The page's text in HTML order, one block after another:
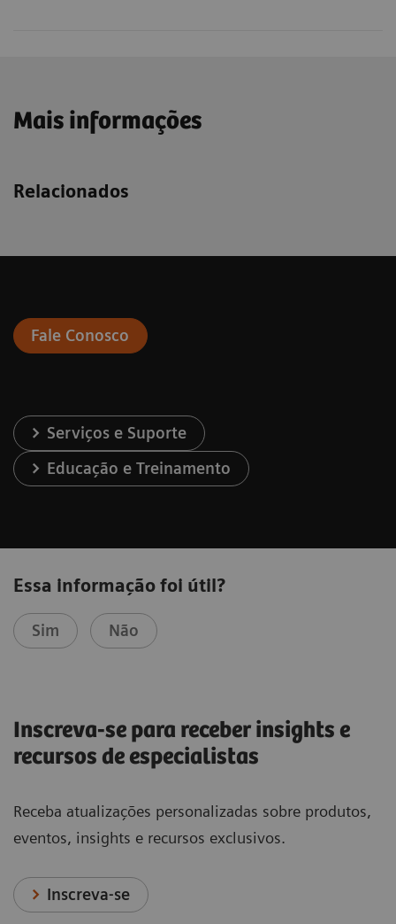
Mais informações
Relacionados
Fale Conosco
Serviços e Suporte
Educação e Treinamento
Essa informação foi útil?
Sim Não
Inscreva-se para receber insights e
recursos de especialistas
Receba atualizações personalizadas sobre produtos,
eventos, insights e recursos exclusivos.
Inscreva-se